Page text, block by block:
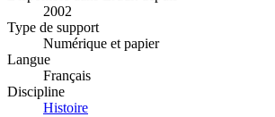
2002
Type de support
Numérique et papier
Langue
Français
Discipline
Histoire